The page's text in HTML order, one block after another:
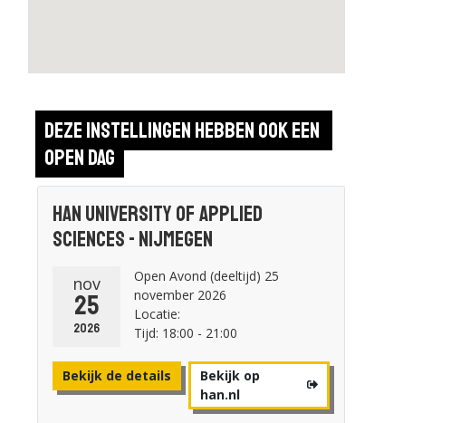
Deze instellingen hebben ook een
open dag
HAN University of Applied
Sciences - Nijmegen
nov
25
2026
Open Avond (deeltijd) 25
november 2026
Locatie:
Tijd: 18:00 - 21:00
Bekijk de details
Bekijk op
han.nl